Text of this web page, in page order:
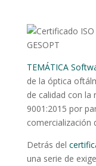
TEMÁTICA
de la óptica
de calidad con la
9001:2015 por
comercialización
Detrás del
una serie de